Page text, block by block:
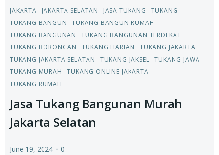
JAKARTA JAKARTA SELATAN JASA TUKANG
TUKANG
TUKANG BANGUN
TUKANG BANGUN RUMAH
TUKANG BANGUNAN
TUKANG BANGUNAN TERDEKAT
TUKANG BORONGAN
TUKANG HARIAN
TUKANG JAKARTA
TUKANG JAKARTA SELATAN
TUKANG JAKSEL
TUKANG JAWA
TUKANG MURAH
TUKANG ONLINE JAKARTA
TUKANG RUMAH
Jasa Tukang Bangunan Murah
Jakarta Selatan
June 19, 2024 - 0